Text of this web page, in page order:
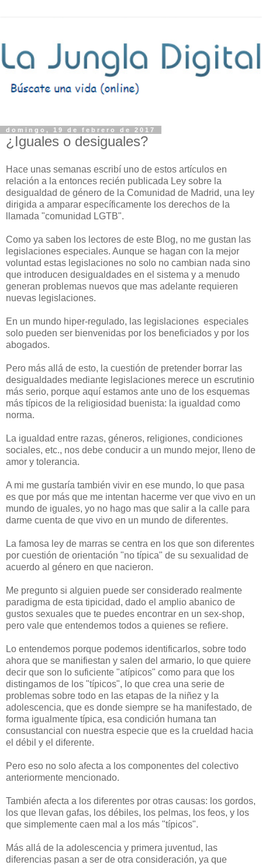
domingo, 19 de febrero de 2017
¿Iguales o desiguales?
Hace unas semanas escribí uno de estos artículos en
relación a la entonces recién publicada Ley sobre la
desigualdad de género de la Comunidad de Madrid, una ley
dirigida a amparar específicamente los derechos de la
llamada "comunidad LGTB".
Como ya saben los lectores de este Blog, no me gustan las
legislaciones especiales. Aunque se hagan con la mejor
voluntad estas legislaciones no solo no cambian nada sino
que introducen desigualdades en el sistema y a menudo
generan problemas nuevos que mas adelante requieren
nuevas legislaciones.
En un mundo hiper-regulado, las legislaciones especiales
solo pueden ser bienvenidas por los beneficiados y por los
abogados.
Pero más allá de esto, la cuestión de pretender borrar las
desigualdades mediante legislaciones merece un escrutinio
más serio, porque aquí estamos ante uno de los esquemas
más típicos de la religiosidad buenista: la igualdad como
norma.
La igualdad entre razas, géneros, religiones, condiciones
sociales, etc., nos debe conducir a un mundo mejor, lleno de
amor y tolerancia.
A mi me gustaría también vivir en ese mundo, lo que pasa
es que por más que me intentan hacerme ver que vivo en un
mundo de iguales, yo no hago mas que salir a la calle para
darme cuenta de que vivo en un mundo de diferentes.
La famosa ley de marras se centra en los que son diferentes
por cuestión de orientación "no típica" de su sexualidad de
acuerdo al género en que nacieron.
Me pregunto si alguien puede ser considerado realmente
paradigma de esta tipicidad, dado el amplio abanico de
gustos sexuales que te puedes encontrar en un sex-shop,
pero vale que entendemos todos a quienes se refiere.
Lo entendemos porque podemos identificarlos, sobre todo
ahora que se manifiestan y salen del armario, lo que quiere
decir que son lo suficiente "atípicos" como para que los
distingamos de los "típicos", lo que crea una serie de
problemas sobre todo en las etapas de la niñez y la
adolescencia, que es donde siempre se ha manifestado, de
forma igualmente típica, esa condición humana tan
consustancial con nuestra especie que es la crueldad hacia
el débil y el diferente.
Pero eso no solo afecta a los componentes del colectivo
anteriormente mencionado.
También afecta a los diferentes por otras causas: los gordos,
los que llevan gafas, los débiles, los pelmas, los feos, y los
que simplemente caen mal a los más "típicos".
Más allá de la adolescencia y primera juventud, las
diferencias pasan a ser de otra consideración, ya que